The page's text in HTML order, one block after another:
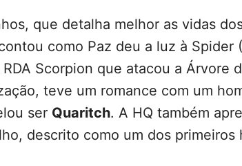
que detalha melhor as vidas
como Paz deu a luz à Spider
Scorpion que atacou a Árvore
teve um romance com um
ser Quaritch. A HQ também
descrito como um dos primeiros